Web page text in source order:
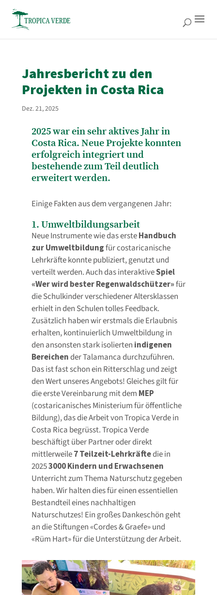
Jahresbericht zu den
Projekten in Costa Rica
Dez. 21, 2025
2025 war ein sehr aktives Jahr in
Costa Rica. Neue Projekte konnten
erfolgreich integriert und
bestehende zum Teil deutlich
erweitert werden.
Einige Fakten aus dem vergangenen Jahr:
1. Umweltbildungsarbeit
Neue Instrumente wie das ersteHandbuch
zur Umweltbildungfür costaricanische
Lehrkräfte konnte publiziert, genutzt und
verteilt werden. Auch das interaktiveSpiel
«Wer wird bester Regenwaldschützer»für
die Schulkinder verschiedener Altersklassen
erhielt in den Schulen tolles Feedback.
Zusätzlich haben wir erstmals die Erlaubnis
erhalten, kontinuierlich Umweltbildung in
den ansonsten stark isolierten indigenen
Bereichender Talamanca durchzuführen.
Das ist fast schon ein Ritterschlag und zeigt
den Wert unseres Angebots! Gleiches gilt für
die erste Vereinbarung mit dem MEP
(costaricanisches Ministerium für öffentliche
Bildung), das die Arbeit von Tropica Verde in
Costa Rica begrüsst. Tropica Verde
beschäftigt über Partner oder direkt
mittlerweile7 Teilzeit-Lehrkräftedie in
20253000 Kindern und Erwachsenen
Unterricht zum Thema Naturschutz gegeben
haben. Wir halten dies für einen essentiellen
Bestandteil eines nachhaltigen
Naturschutzes! Ein großes Dankeschön geht
an die Stiftungen «Cordes & Graefe» und
«Rüm Hart» für die Unterstützung der Arbeit.